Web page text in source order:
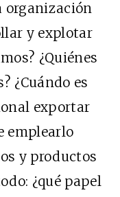
organización
y explotar
¿Quiénes
¿Cuándo es
exportar
emplearlo
y productos
¿qué papel